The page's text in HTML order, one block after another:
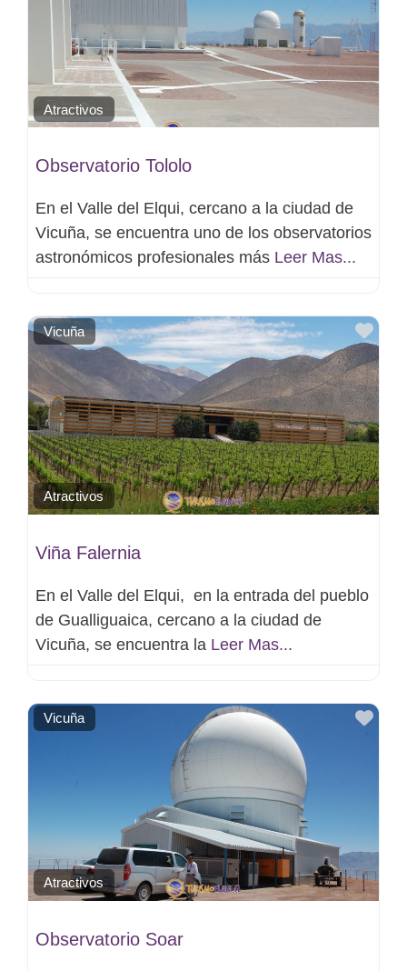
Atractivos
Observatorio Tololo
En el Valle del Elqui, cercano a la ciudad de
Vicuña, se encuentra uno de los observatorios
astronómicos profesionales más Leer Mas...
Vicuña
Atractivos
Viña Falernia
En el Valle del Elqui, en la entrada del pueblo
de Gualliguaica, cercano a la ciudad de
Vicuña, se encuentra la Leer Mas...
Vicuña
Atractivos
Observatorio Soar